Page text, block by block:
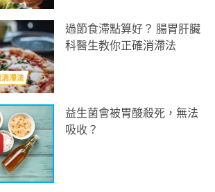
過節食滯點算好？ 腸胃肝臟
科醫生教你正確消滯法
益生菌會被胃酸殺死，無法
吸收？